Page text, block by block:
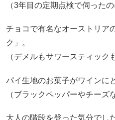
（3年目の定期点検で伺った
チョコで有名なオーストリア
ク」。
（デメルもサワースティック
パイ生地のお菓子がワインに
（ブラックペッパーやチーズ
大人の階段を登った気分でし